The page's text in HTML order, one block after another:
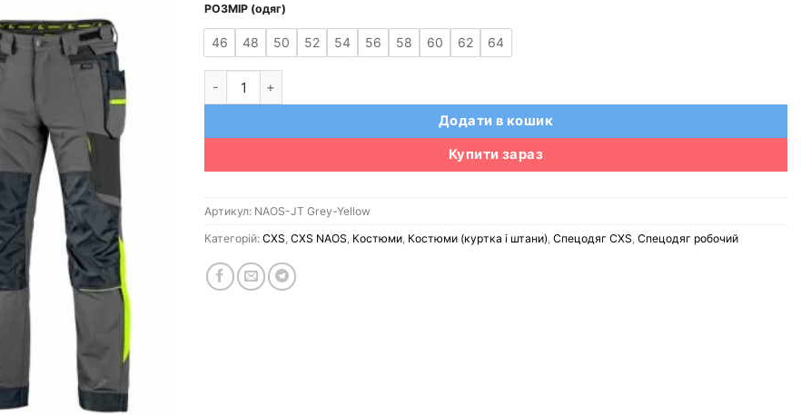
РОЗМІР (одяг)
46 48 50 52 54 56 58 60 62 64
Додати в кошик
Купити зараз
Артикул: NAOS-JT Grey-Yellow
Категорій: CXS CXS NAOS Костюми Костюми (куртка і штани) Спецодяг CXS Спецодяг робочий